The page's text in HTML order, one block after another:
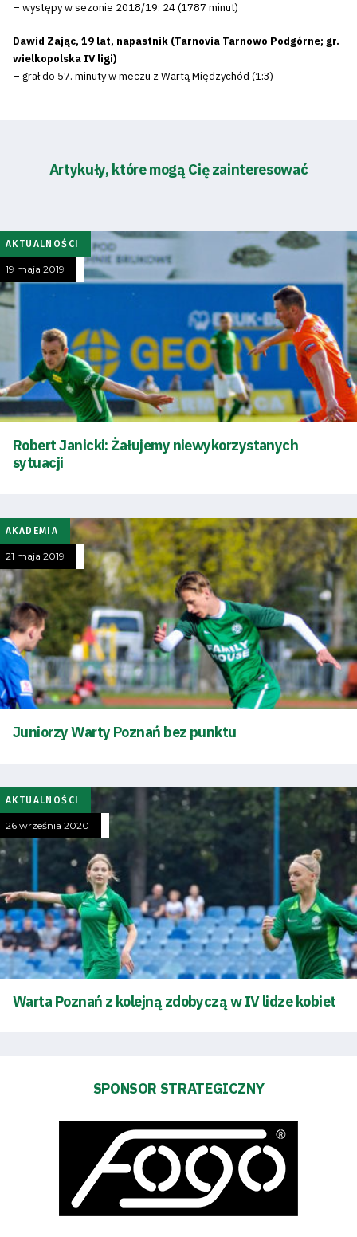
Tryb
oszczędności
energii
Dostępność
SEARCH
FOR:
Tabela
terminarz
– występy w sezonie 2018/19: 24 (1787 minut)
Dawid Zając, 19 lat, napastnik (Tarnovia Tarnowo Podgórne; gr.
wielkopolska IV ligi)
– grał do 57. minuty w meczu z Wartą Międzychód (1:3)
Artykuły, które mogą Cię zainteresować
AKTUALNOŚCI
19 maja 2019
Robert Janicki: Żałujemy niewykorzystanych
sytuacji
AKADEMIA
21 maja 2019
Juniorzy Warty Poznań bez punktu
AKTUALNOŚCI
26 września 2020
Warta Poznań z kolejną zdobyczą w IV lidze kobiet
SPONSOR STRATEGICZNY